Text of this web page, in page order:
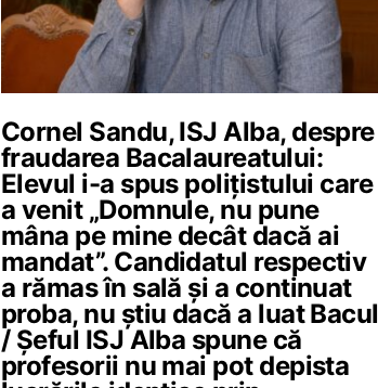
Cornel Sandu, ISJ Alba, despre
fraudarea Bacalaureatului:
Elevul i-a spus polițistului care
a venit „Domnule, nu pune
mâna pe mine decât dacă ai
mandat”. Candidatul respectiv
a rămas în sală și a continuat
proba, nu știu dacă a luat Bacul
/ Șeful ISJ Alba spune că
profesorii nu mai pot depista